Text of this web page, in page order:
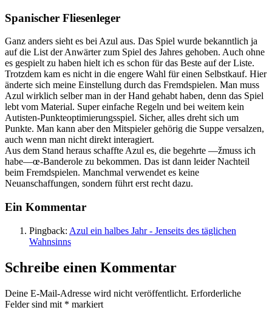
Spanischer Fliesenleger
Ganz anders sieht es bei Azul aus. Das Spiel wurde bekanntlich ja
auf die List der Anwärter zum Spiel des Jahres gehoben. Auch ohne
es gespielt zu haben hielt ich es schon für das Beste auf der Liste.
Trotzdem kam es nicht in die engere Wahl für einen Selbstkauf. Hier
änderte sich meine Einstellung durch das Fremdspielen. Man muss
Azul wirklich selber man in der Hand gehabt haben, denn das Spiel
lebt vom Material. Super einfache Regeln und bei weitem kein
Autisten-Punkteoptimierungsspiel. Sicher, alles dreht sich um
Punkte. Man kann aber den Mitspieler gehörig die Suppe versalzen,
auch wenn man nicht direkt interagiert.
Aus dem Stand heraus schaffte Azul es, die begehrte —žmuss ich
habe—œ-Banderole zu bekommen. Das ist dann leider Nachteil
beim Fremdspielen. Manchmal verwendet es keine
Neuanschaffungen, sondern führt erst recht dazu.
Ein Kommentar
Pingback: Azul ein halbes Jahr - Jenseits des täglichen
Wahnsinns
Schreibe einen Kommentar
Deine E-Mail-Adresse wird nicht veröffentlicht. Erforderliche
Felder sind mit * markiert